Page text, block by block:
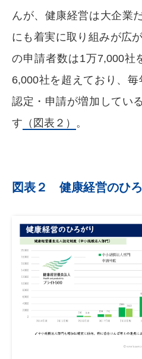
んが、健康経営は大企業
にも着実に取り組みが広
の申請者数は1万7,000社
6,000社を超えており、
認定・申請が増加してい
す （図表２） 。
図表２ 健康経営のひ